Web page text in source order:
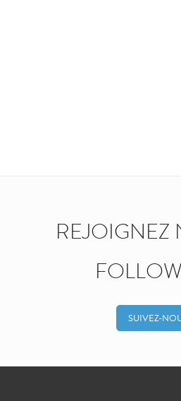
REJOIGNEZ
SUIVEZ-